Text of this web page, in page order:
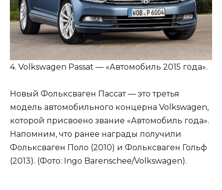
4. Volkswagen Passat — «Автомобиль 2015 года».
Новый Фольксваген Пассат — это третья
модель автомобильного концерна Volkswagen,
которой присвоено звание «Автомобиль года».
Напомним, что ранее награды получили
Фольксваген Поло (2010) и Фольксваген Гольф
(2013). (Фото: Ingo Barenschee/Volkswagen).